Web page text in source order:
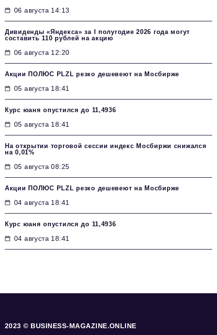
06 августа 14:13
Дивиденды «Яндекса» за I полугодие 2026 года могут
составить 110 рублей на акцию
06 августа 12:20
Акции ПОЛЮС PLZL резко дешевеют на Мосбирже
05 августа 18:41
Курс юаня опустился до 11,4936
05 августа 18:41
На открытии торговой сессии индекс Мосбиржи снижался
на 0,01%
05 августа 08:25
Акции ПОЛЮС PLZL резко дешевеют на Мосбирже
04 августа 18:41
Курс юаня опустился до 11,4936
04 августа 18:41
2023 © BUSINESS-MAGAZINE.ONLINE